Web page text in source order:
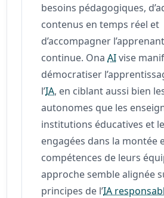
besoins pédagogiques,
contenus en temps réel et
d’accompagner
continue. OnaAIvise
démocratiser
l’IA, en ciblant aussi bien
autonomes que les
institutions éducatives et
engagées dans la montée
compétences de leurs
approche semble alignée
principes de l’IA